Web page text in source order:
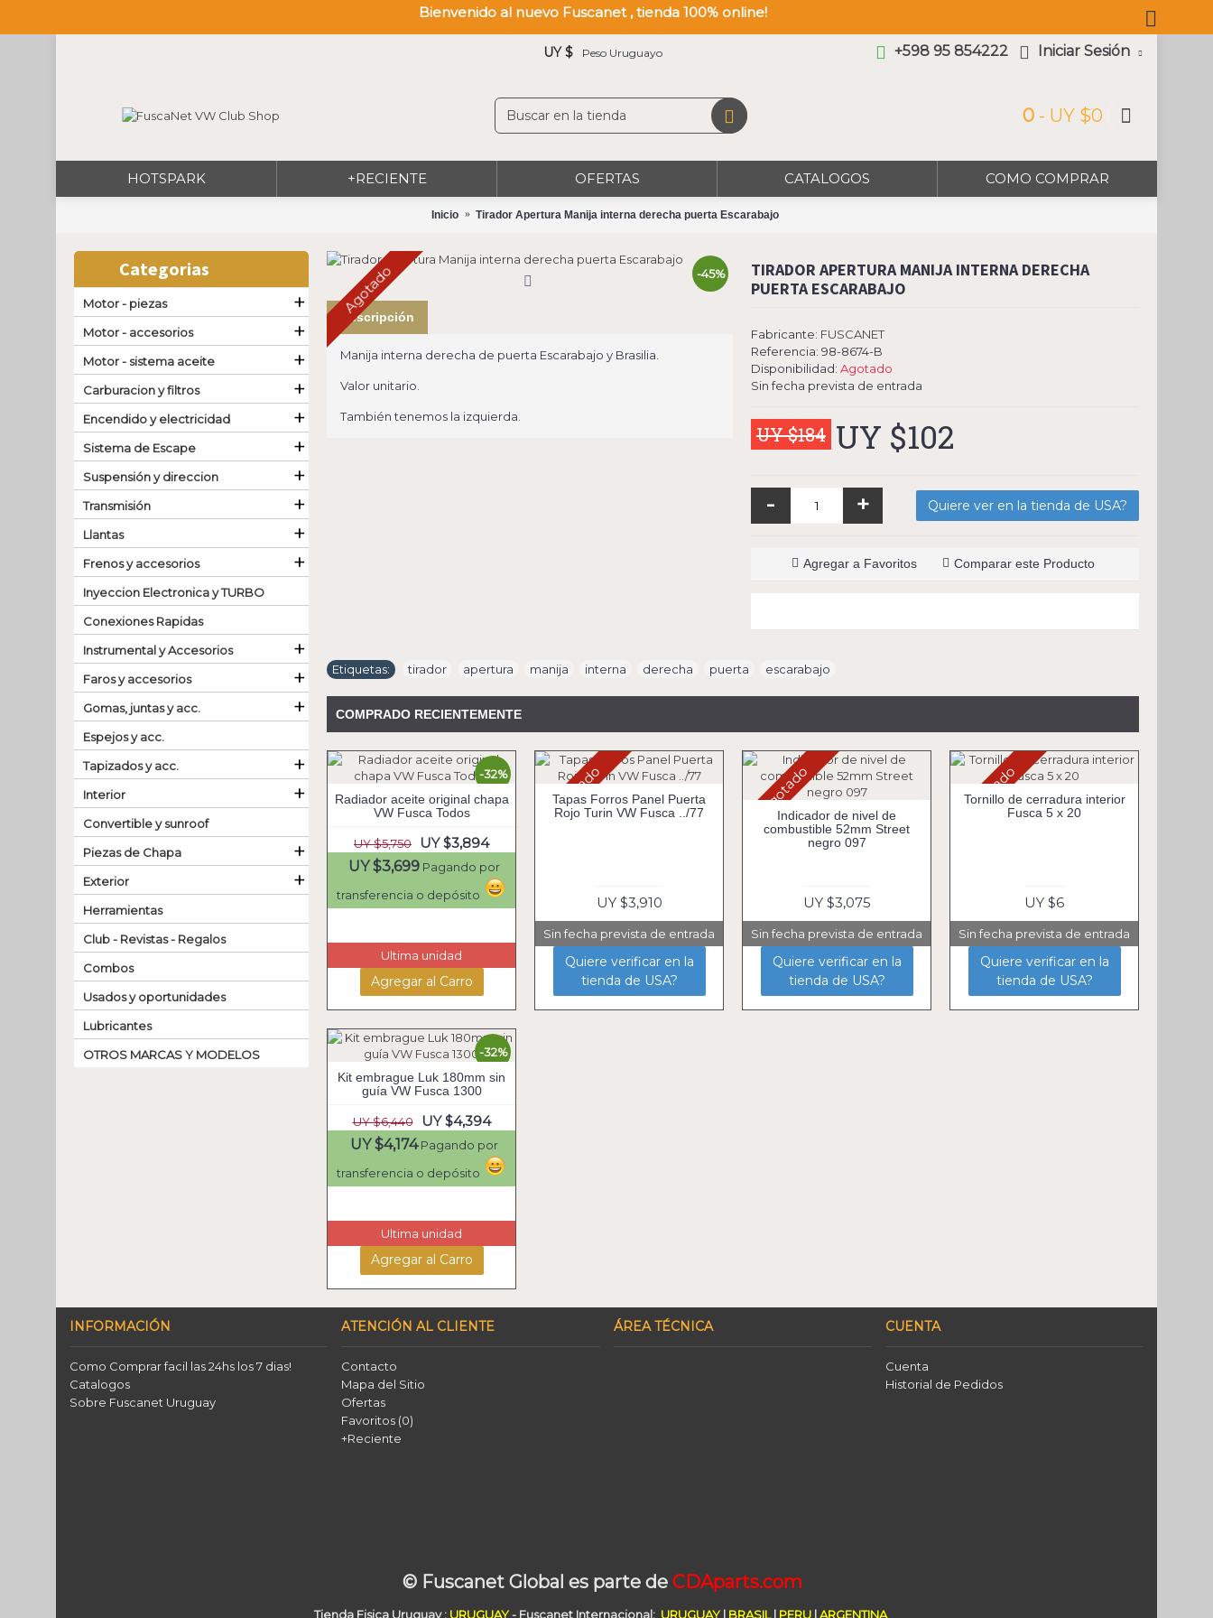
Bienvenido al nuevo Fuscanet , tienda 100% online!
UY $ Peso Uruguayo +598 95 854222 Iniciar Sesión
0 - UY $0
HOTSPARK +RECIENTE OFERTAS CATALOGOS COMO COMPRAR
Inicio Tirador Apertura Manija interna derecha puerta Escarabajo
Categorias
Motor - piezas +
Motor - accesorios +
Motor - sistema aceite +
Carburacion y filtros +
Encendido y electricidad +
Sistema de Escape +
Suspensión y direccion +
Transmisión +
Llantas +
Frenos y accesorios +
Inyeccion Electronica y TURBO
Conexiones Rapidas
Instrumental y Accesorios
+
Faros y accesorios +
Gomas, juntas y acc. +
Espejos y acc.
Tapizados y acc.
+
Interior +
Convertible y sunroof
Piezas de Chapa
+
Exterior +
Herramientas
Club - Revistas - Regalos
Combos
Usados y oportunidades
Lubricantes
OTROS MARCAS Y MODELOS
-45%
Agotado
Descripción
Manija interna derecha de puerta Escarabajo y Brasilia.
Valor unitario.
También tenemos la izquierda.
TIRADOR APERTURA MANIJA INTERNA DERECHA
PUERTA ESCARABAJO
Fabricante: FUSCANET
Referencia: 98-8674-B
Disponibilidad: Agotado
Sin fecha prevista de entrada
UY $184 UY $102
- + Quiere ver en la tienda de USA?
Agregar a Favoritos Comparar este Producto
Etiquetas: tirador apertura manija interna derecha puerta escarabajo
COMPRADO RECIENTEMENTE
-32%
Radiador aceite original chapa
VW Fusca Todos
UY $5,750
UY $3,894
UY $3,699Pagando por
transferencia o depósito
Ultima unidad
Agregar al Carro
Agotado
Tapas Forros Panel Puerta
Rojo Turin VW Fusca ../77
UY $3,910
Sin fecha prevista de entrada
Quiere verificar en la
tienda de USA?
Agotado
Indicador de nivel de
combustible 52mm Street
negro 097
UY $3,075
Sin fecha prevista de entrada
Quiere verificar en la
tienda de USA?
Agotado
Tornillo de cerradura interior
Fusca 5 x 20
UY $6
Sin fecha prevista de entrada
Quiere verificar en la
tienda de USA?
-32%
Kit embrague Luk 180mm sin
guía VW Fusca 1300
UY $6,440
UY $4,394
UY $4,174Pagando por
transferencia o depósito
Ultima unidad
Agregar al Carro
INFORMACIÓN
Como Comprar facil las 24hs los 7 dias!
Catalogos
Sobre Fuscanet Uruguay
ATENCIÓN AL CLIENTE
Contacto
Mapa del Sitio
Ofertas
Favoritos (0)
+Reciente
ÁREA TÉCNICA CUENTA
Cuenta
Historial de Pedidos
© Fuscanet Global es parte de CDAparts.com
Tienda Fisica Uruguay: URUGUAY- Fuscanet Internacional: URUGUAY | BRASIL| PERU |ARGENTINA